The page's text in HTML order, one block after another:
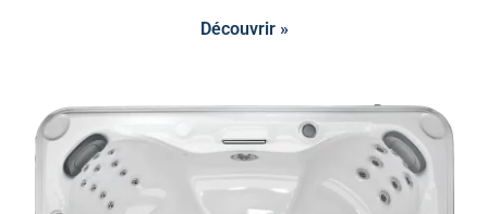
Découvrir »